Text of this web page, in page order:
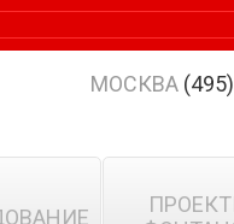
МОСКВА